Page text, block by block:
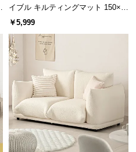
イブル キルティングマット 150×2
00cm コットン100%
￥5,999